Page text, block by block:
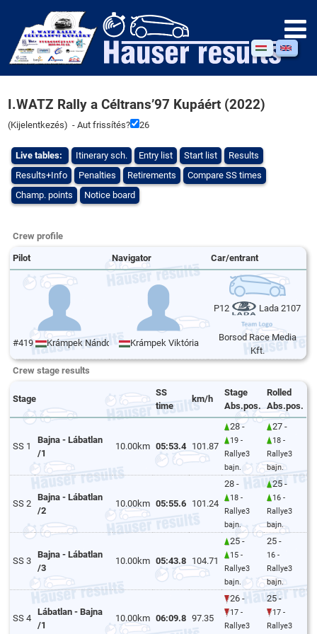
I.WATZ Rally a Céltrans’97 Kupáért (2022)
(Kijelentkezés) - Aut frissítés? 26
Live tables: Itinerary sch. Entry list Start list
Results
Results+Info
Penalties Retirements
Compare SS times
Champ. points
Notice board
Crew profile
Pilot Navigator Car/entrant
#419 Krámpek Nándor Krámpek Viktória
P12 Lada 2107
Borsod Race Media
Kft.
Crew stage results
Stage
SS
time
km/h
Stage
Abs.pos.
Rolled
Abs.pos.
SS 1
Bajna - Lábatlan
/1
10.00km 05:53.4 101.87
28 -
19 -
Rallye3
bajn.
27 -
18 -
Rallye3
bajn.
SS 2
Bajna - Lábatlan
/2
10.00km 05:55.6 101.24
28 -
18 -
Rallye3
bajn.
25 -
16 -
Rallye3
bajn.
SS 3
Bajna - Lábatlan
/3
10.00km 05:43.8 104.71
25 -
15 -
Rallye3
bajn.
25 -
16 -
Rallye3
bajn.
SS 4
Lábatlan - Bajna
/1
10.00km 06:09.8 97.35
26 -
17 -
Rallye3
25 -
17 -
Rallye3